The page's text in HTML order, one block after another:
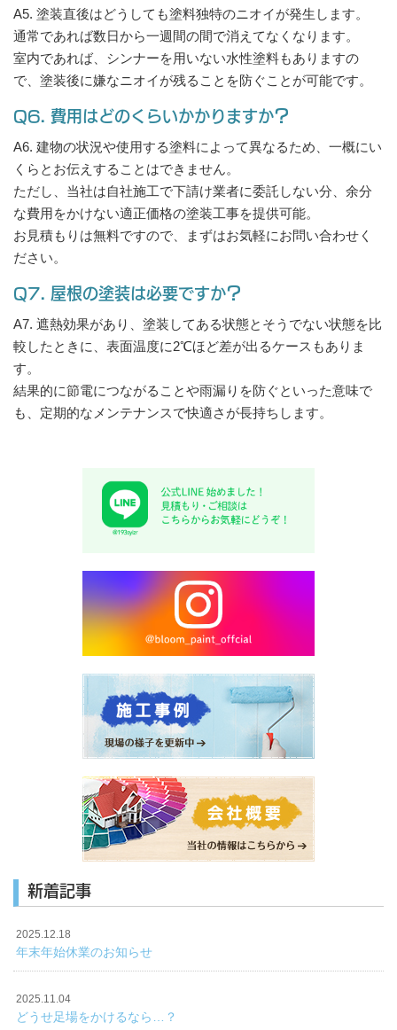
A5. 塗装直後はどうしても塗料独特のニオイが発生します。
通常であれば数日から一週間の間で消えてなくなります。
室内であれば、シンナーを用いない水性塗料もありますの
で、塗装後に嫌なニオイが残ることを防ぐことが可能です。
Q6. 費用はどのくらいかかりますか？
A6. 建物の状況や使用する塗料によって異なるため、一概にい
くらとお伝えすることはできません。
ただし、当社は自社施工で下請け業者に委託しない分、余分
な費用をかけない適正価格の塗装工事を提供可能。
お見積もりは無料ですので、まずはお気軽にお問い合わせく
ださい。
Q7. 屋根の塗装は必要ですか？
A7. 遮熱効果があり、塗装してある状態とそうでない状態を比
較したときに、表面温度に2℃ほど差が出るケースもありま
す。
結果的に節電につながることや雨漏りを防ぐといった意味で
も、定期的なメンテナンスで快適さが長持ちします。
新着記事
2025.12.18
年末年始休業のお知らせ
2025.11.04
どうせ足場をかけるなら…？